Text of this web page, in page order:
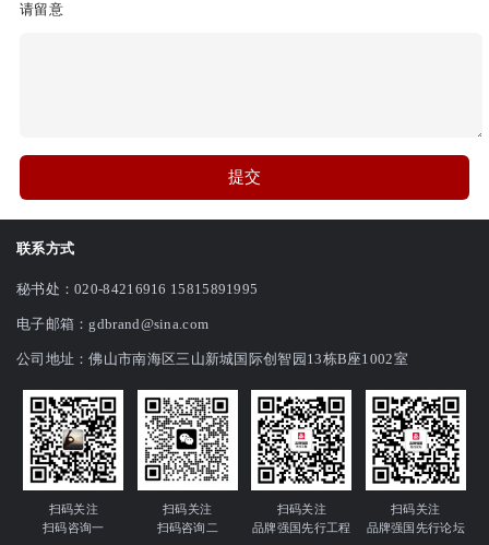
请留意
提交
联系方式
秘书处：020-84216916 15815891995
电子邮箱：gdbrand@sina.com
公司地址：佛山市南海区三山新城国际创智园13栋B座1002室
扫码关注
扫码咨询一
扫码关注
扫码咨询二
扫码关注
品牌强国先行工程
扫码关注
品牌强国先行论坛